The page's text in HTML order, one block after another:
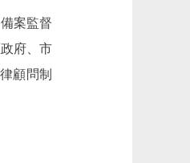
案監督
府、市
顧問制